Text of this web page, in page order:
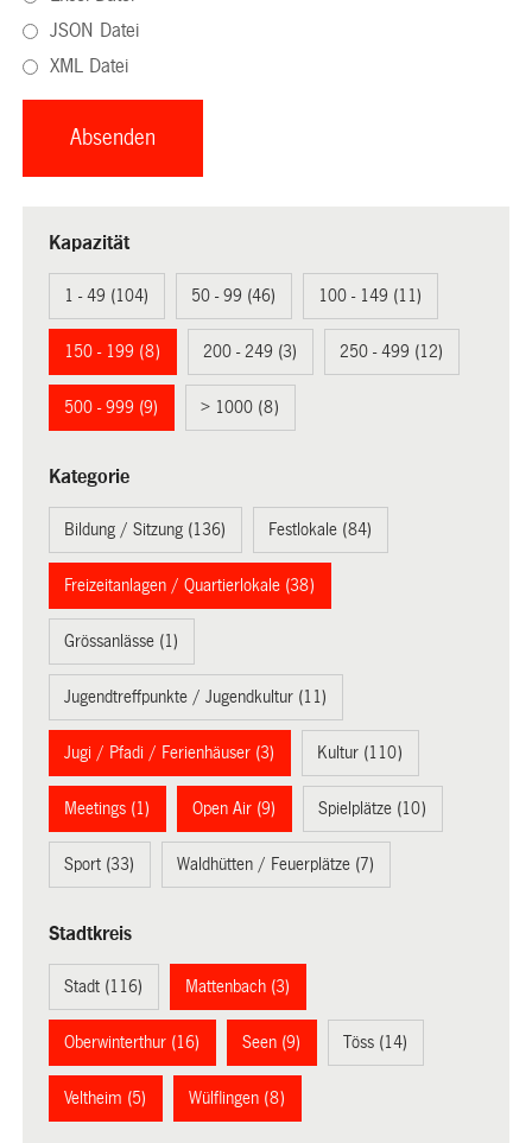
JSON Datei
XML Datei
Kapazität
1 - 49 (104) 50 - 99 (46) 100 - 149 (11)
150 - 199 (8) 200 - 249 (3) 250 - 499 (12)
500 - 999 (9) > 1000 (8)
Kategorie
Bildung / Sitzung (136) Festlokale (84)
Freizeitanlagen / Quartierlokale (38)
Grössanlässe (1)
Jugendtreffpunkte / Jugendkultur (11)
Jugi / Pfadi / Ferienhäuser (3) Kultur (110)
Meetings (1) Open Air (9) Spielplätze (10)
Sport (33) Waldhütten / Feuerplätze (7)
Stadtkreis
Stadt (116) Mattenbach (3)
Oberwinterthur (16) Seen (9) Töss (14)
Veltheim (5) Wülflingen (8)